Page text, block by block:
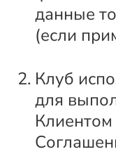
данные
(если
Клуб
для
Клиентом